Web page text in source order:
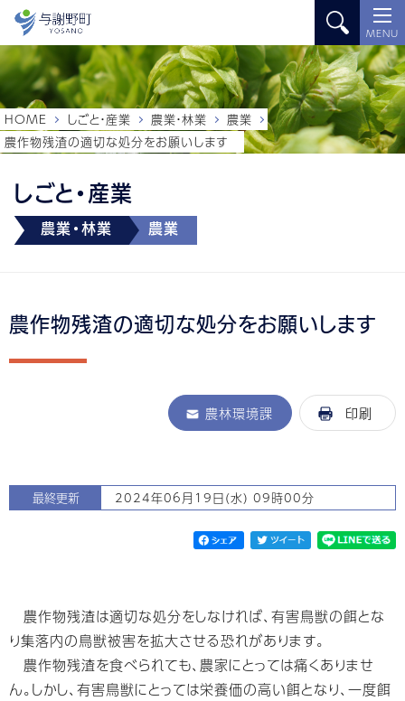
MENU
しごと・産業
農業・林業 農業
HOME しごと・産業 農業・林業
農業
農作物残渣の適切な処分をお願いします
農作物残渣の適切な処分をお願いします
農林環境課 印刷
最終更新 2024年06月19日(水) 09時00分
農作物残渣は適切な処分をしなければ、有害鳥獣の餌とな
り集落内の鳥獣被害を拡大させる恐れがあります。
農作物残渣を食べられても、農家にとっては痛くありませ
ん。しかし、有害鳥獣にとっては栄養価の高い餌となり、一度餌